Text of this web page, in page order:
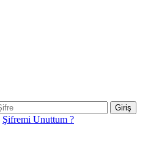
Giriş
Şifremi Unuttum ?